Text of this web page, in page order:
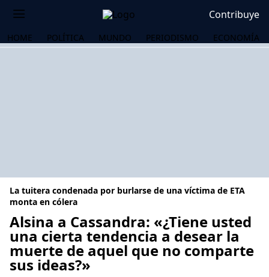
Contribuye
HOME POLÍTICA MUNDO PERIODISMO ECONOMÍA
La tuitera condenada por burlarse de una víctima de ETA
monta en cólera
Alsina a Cassandra: «¿Tiene usted
una cierta tendencia a desear la
muerte de aquel que no comparte
sus ideas?»